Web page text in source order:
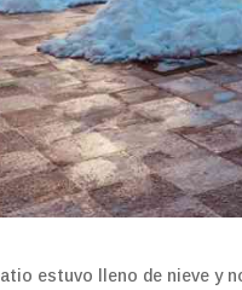
estuvo lleno de nieve y